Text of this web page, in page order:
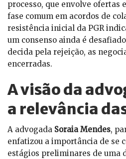
processo, que envolve ofertas
fase comum em acordos de
resistência inicial da PGR
um consenso ainda é
decida pela rejeição, as
encerradas.
A visão da
a relevância
A advogada Soraia Mendes,
enfatizou a importância de se
estágios preliminares de uma